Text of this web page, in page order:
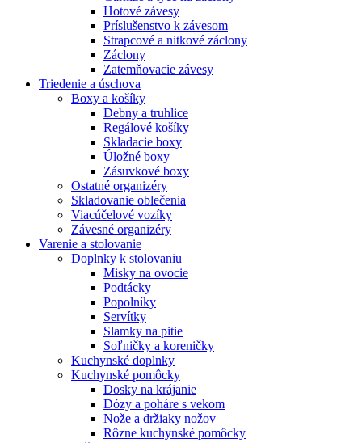
Hotové závesy
Príslušenstvo k závesom
Strapcové a nitkové záclony
Záclony
Zatemňovacie závesy
Triedenie a úschova
Boxy a košíky
Debny a truhlice
Regálové košíky
Skladacie boxy
Úložné boxy
Zásuvkové boxy
Ostatné organizéry
Skladovanie oblečenia
Viacúčelové vozíky
Závesné organizéry
Varenie a stolovanie
Doplnky k stolovaniu
Misky na ovocie
Podtácky
Popolníky
Servítky
Slamky na pitie
Soľničky a koreničky
Kuchynské doplnky
Kuchynské pomôcky
Dosky na krájanie
Dózy a poháre s vekom
Nože a držiaky nožov
Rôzne kuchynské pomôcky